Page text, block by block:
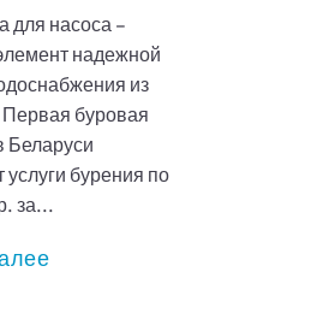
для насоса –
надежной
из
буровая
Беларуси
услуги бурения по
за...